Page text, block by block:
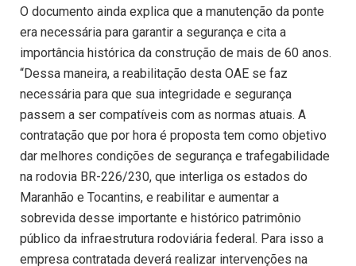
O documento ainda explica que a manutenção da ponte
era necessária para garantir a segurança e cita a
importância histórica da construção de mais de 60 anos.
“Dessa maneira, a reabilitação desta OAE se faz
necessária para que sua integridade e segurança
passem a ser compatíveis com as normas atuais. A
contratação que por hora é proposta tem como objetivo
dar melhores condições de segurança e trafegabilidade
na rodovia BR-226/230, que interliga os estados do
Maranhão e Tocantins, e reabilitar e aumentar a
sobrevida desse importante e histórico patrimônio
público da infraestrutura rodoviária federal. Para isso a
empresa contratada deverá realizar intervenções na